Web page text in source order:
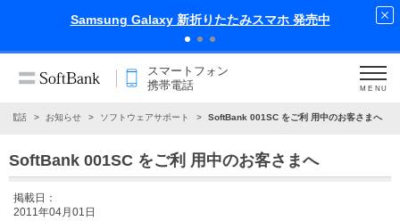
Samsung Galaxy 新折りたたみスマホ 発売中
スマートフォン
携帯電話
MENU
電話 お知らせ ソフトウェアサポート SoftBank 001SC をご利 用中のお客さまへ
SoftBank 001SC をご利 用中のお客さまへ
掲載日：
2011年04月01日